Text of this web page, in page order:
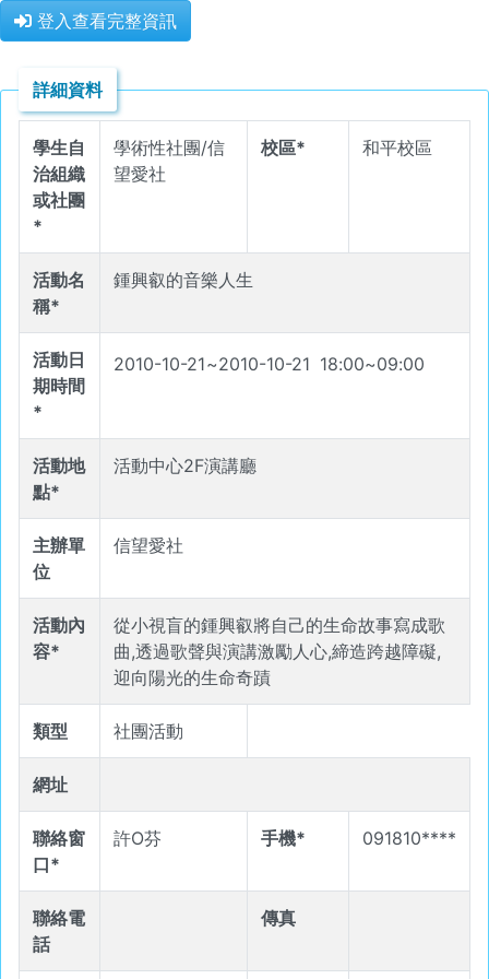
登入查看完整資訊
詳細資料
學生自
治組織
或社團
*
學術性社團/信
望愛社
校區* 和平校區
活動名
稱*
鍾興叡的音樂人生
活動日
期時間
*
2010-10-21~2010-10-21 18:00~09:00
活動地
點*
活動中心2F演講廳
主辦單
位
信望愛社
活動內
容*
從小視盲的鍾興叡將自己的生命故事寫成歌
曲,透過歌聲與演講激勵人心,締造跨越障礙,
迎向陽光的生命奇蹟
類型 社團活動
網址
聯絡窗
口*
許O芬 手機* 091810****
聯絡電
話
傳真